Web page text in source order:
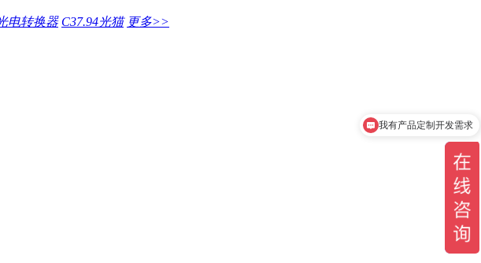
电转换器 C37.94光猫 更多>>
我在找串口通信产品